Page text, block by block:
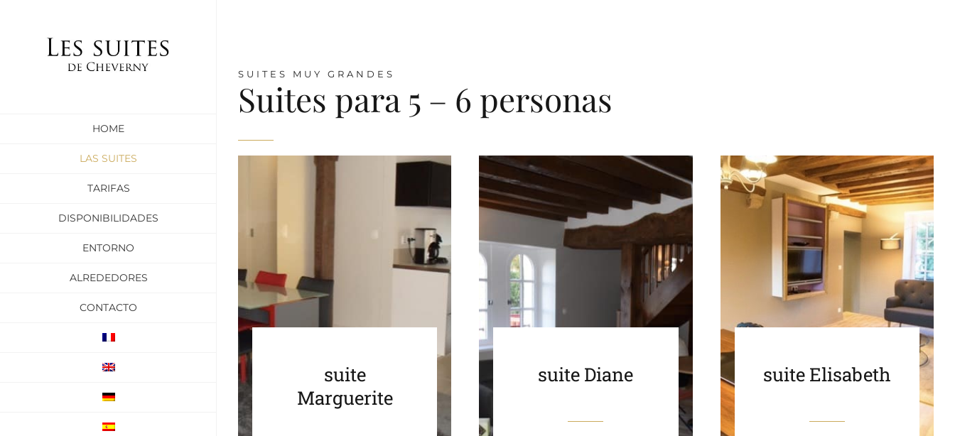
HOME
LAS SUITES
TARIFAS
DISPONIBILIDADES
ENTORNO
ALREDEDORES
CONTACTO
SUITES MUY GRANDES
Suites para 5 – 6 personas
suite
Marguerite
suite Diane suite Elisabeth